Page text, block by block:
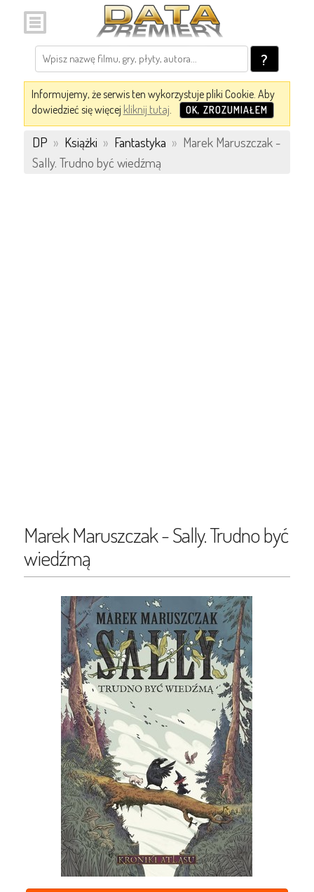
?
Informujemy, że serwis ten wykorzystuje pliki Cookie. Aby
dowiedzieć się więcej kliknij tutaj. OK, ZROZUMIAŁEM
DP » Książki » Fantastyka » Marek Maruszczak -
Sally. Trudno być wiedźmą
Marek Maruszczak - Sally. Trudno być
wiedźmą